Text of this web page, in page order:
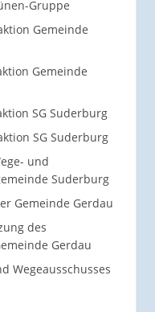
Gruppe
Gemeinde
Gemeinde
SG Suderburg
SG Suderburg
und
Suderburg
Gemeinde Gerdau
des
Gerdau
Wegeausschusses